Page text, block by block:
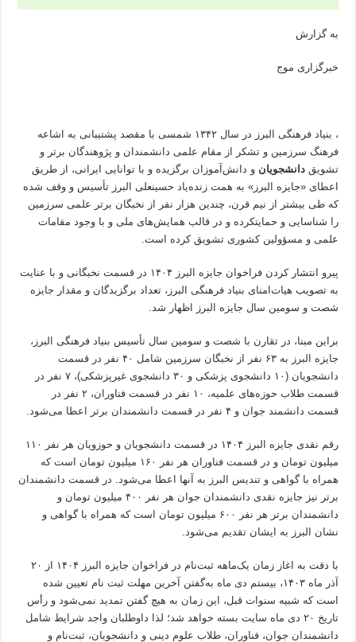
به گزارش
خبرگزاری موج
،‌ بنیاد فرهنگی البرز در سال ۱۳۴۲ شمسی با مقصد پشتیبانی به اشاعه
فرهنگ سرزمین و تشکر از مقام علمی دانشمندان و پژوهندگان برتر و
تشویقدانشجویان و دانش‌آموزان برگزیده و با توانایی ایرانی، از طریق
اعطای «جایزه البرز» به همت زنده‌یاد حسینعلی البرز تأسیس و وقف شده
که طی بیشتر از نیم قرن، چندین هزار نفر از نخبگان برتر علمی سرزمین
را شناسایی و حمایتکرده و در قالب همایش‌های ملی و با وجود مقامات
علمی و مسؤولین کشوری تشویق کرده است.
پیرو انتشار کردن فراخوان جایزه البرز ۱۴۰۴ در قسمت نخبگانی و با عنایت
به تصویب هیات‌امنای بنیاد فرهنگی البرز، تعداد برگزیدگان و مقدار جایزه
شصت و سومین سال جایزه البرز اظهار شد.
براین مبنا، در تقارن با شصت و سومین سال تأسیس بنیاد فرهنگی البرز،
جایزه البرز به ۶۳ نفر از نخبگان سرزمین شامل ۴۰ نفر در قسمت
دانشجویان (۱۰ دانشجوی پزشکی و ۳۰ دانشجوی غیرپزشکی)، ۷ نفر در
قسمت طلاب حوزه‌های علمیه، ۱۰ نفر در قسمت فناوران، ۲ نفر در
قسمت دانشمند جوان و ۴ نفر در قسمت دانشمندان برتر اعطا می‌شود.
رقم نقدی جایزه البرز ۱۴۰۴ در قسمت دانشجویان و حوزویان هر نفر ۱۱۰
میلیون تومان و در قسمت فناوران هر نفر ۱۶۰ میلیون تومان است که
همراه با گواهی و تندیس البرز به آنها اعطا می‌شود. در قسمت دانشمندان
برتر نیز جایزه نقدی دانشمندان جوان هر نفر ۴۰۰ میلیون تومان و
دانشمندان برتر هر نفر ۶۰۰ میلیون تومان است که همراه با گواهی و
نشان البرز به ایشان تقدیم می‌شود.
با دقت به اغاز زمان یک‌ماهه ثبت‌نام در فراخوان جایزه البرز ۱۴۰۴ از ۲۰
آذر ماه ۱۴۰۳، بیستم دی ماه به‌گفتن آخرین مهلت ثبت نام تعیین شده
است که شبیه سنوات قبل، این زمان به هیچ گفتن تمدید نمی‌شود و رأس
تاریخ ۲۰ دی ماه سایت بسته خواهد شد؛ لذا داوطلبان واجد شرایط شامل
دانشمندان جوان، فناوران، طلاب علوم دینی و دانشجویان، ثبت‌نام و